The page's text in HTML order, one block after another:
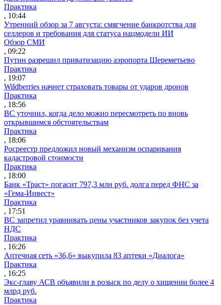
Практика
, 10:44
Утренний обзор за 7 августа: смягчение банкротства для
селлеров и требования для статуса нацмодели ИИ
Обзор СМИ
, 09:22
Путин разрешил приватизацию аэропорта Шереметьево
Практика
, 19:07
Wildberries начнет страховать товары от ударов дронов
Практика
, 18:56
ВС уточнил, когда дело можно пересмотреть по вновь
открывшимся обстоятельствам
Практика
, 18:06
Росреестр предложил новый механизм оспаривания
кадастровой стоимости
Практика
, 18:00
Банк «Траст» погасит 797,3 млн руб. долга перед ФНС за
«Гема-Инвест»
Практика
, 17:51
ВС запретил уравнивать цены участников закупок без учета
НДС
Практика
, 16:26
Аптечная сеть «36,6» выкупила 83 аптеки «Диалога»
Практика
, 16:25
Экс-главу АСВ объявили в розыск по делу о хищении более 4
млрд руб.
Практика